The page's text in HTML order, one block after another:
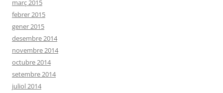
març 2015
febrer 2015
gener 2015
desembre 2014
novembre 2014
octubre 2014
setembre 2014
juliol 2014